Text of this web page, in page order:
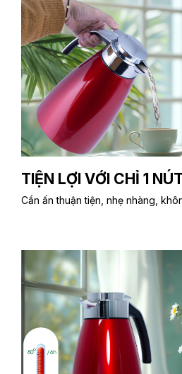
TIỆN LỢI VỚI CHỈ 1
Cần ấn thuận tiện, nhẹ nhàng,